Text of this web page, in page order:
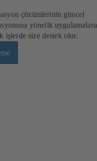
çözümlerinin güncel
yönelik uygulamalara
işlerde size destek olur.